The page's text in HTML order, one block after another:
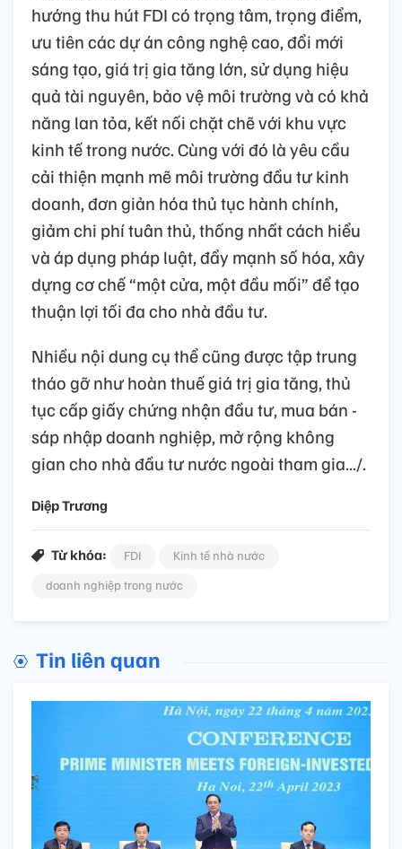
hướng thu hút FDI có trọng tâm, trọng điểm,
ưu tiên các dự án công nghệ cao, đổi mới
sáng tạo, giá trị gia tăng lớn, sử dụng hiệu
quả tài nguyên, bảo vệ môi trường và có khả
năng lan tỏa, kết nối chặt chẽ với khu vực
kinh tế trong nước. Cùng với đó là yêu cầu
cải thiện mạnh mẽ môi trường đầu tư kinh
doanh, đơn giản hóa thủ tục hành chính,
giảm chi phí tuân thủ, thống nhất cách hiểu
và áp dụng pháp luật, đẩy mạnh số hóa, xây
dựng cơ chế “một cửa, một đầu mối” để tạo
thuận lợi tối đa cho nhà đầu tư.
Nhiều nội dung cụ thể cũng được tập trung
tháo gỡ như hoàn thuế giá trị gia tăng, thủ
tục cấp giấy chứng nhận đầu tư, mua bán -
sáp nhập doanh nghiệp, mở rộng không
gian cho nhà đầu tư nước ngoài tham gia.../.
Diệp Trương
Từ khóa: FDI
Kinh tế nhà nước
doanh nghiệp trong nước
Tin liên quan